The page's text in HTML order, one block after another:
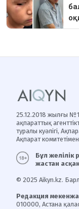
25.12.2018 жылғы
ақпараттық
туралы куәлігі,
Ақпарат
Бұл желілік
жастан
© 2025 Aikyn.kz.
Редакция
010000, Астана